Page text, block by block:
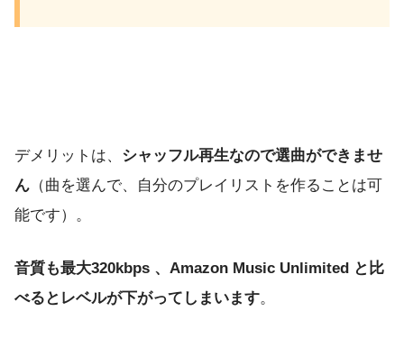
デメリットは、 シャッフル再生なので選曲ができませ
ん （曲を選んで、自分のプレイリストを作ることは可
能です）。
音質も最大320kbps 、Amazon Music Unlimited と比
べるとレベルが下がってしまいます。